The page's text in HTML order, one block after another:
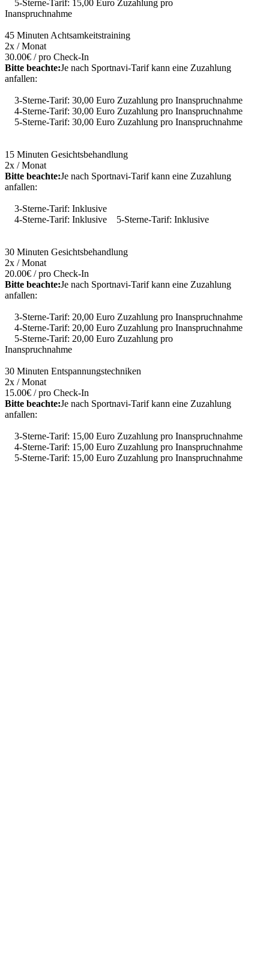
5-Sterne-Tarif: 15,00 Euro Zuzahlung pro
Inanspruchnahme
45 Minuten Achtsamkeitstraining
2x / Monat
30.00€ / pro Check-In
Bitte beachte:Je nach Sportnavi-Tarif kann eine Zuzahlung
anfallen:
3-Sterne-Tarif: 30,00 Euro Zuzahlung pro Inanspruchnahme
4-Sterne-Tarif: 30,00 Euro Zuzahlung pro Inanspruchnahme
5-Sterne-Tarif: 30,00 Euro Zuzahlung pro Inanspruchnahme
15 Minuten Gesichtsbehandlung
2x / Monat
Bitte beachte:Je nach Sportnavi-Tarif kann eine Zuzahlung
anfallen:
3-Sterne-Tarif: Inklusive
4-Sterne-Tarif: Inklusive 5-Sterne-Tarif: Inklusive
30 Minuten Gesichtsbehandlung
2x / Monat
20.00€ / pro Check-In
Bitte beachte:Je nach Sportnavi-Tarif kann eine Zuzahlung
anfallen:
3-Sterne-Tarif: 20,00 Euro Zuzahlung pro Inanspruchnahme
4-Sterne-Tarif: 20,00 Euro Zuzahlung pro Inanspruchnahme
5-Sterne-Tarif: 20,00 Euro Zuzahlung pro
Inanspruchnahme
30 Minuten Entspannungstechniken
2x / Monat
15.00€ / pro Check-In
Bitte beachte:Je nach Sportnavi-Tarif kann eine Zuzahlung
anfallen:
3-Sterne-Tarif: 15,00 Euro Zuzahlung pro Inanspruchnahme
4-Sterne-Tarif: 15,00 Euro Zuzahlung pro Inanspruchnahme
5-Sterne-Tarif: 15,00 Euro Zuzahlung pro Inanspruchnahme